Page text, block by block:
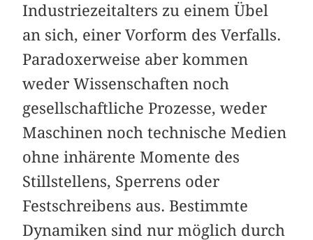
Industriezeitalters zu einem Übel
an sich, einer Vorform des Verfalls.
Paradoxerweise aber kommen
weder Wissenschaften noch
gesellschaftliche Prozesse, weder
Maschinen noch technische Medien
ohne inhärente Momente des
Stillstellens, Sperrens oder
Festschreibens aus. Bestimmte
Dynamiken sind nur möglich durch